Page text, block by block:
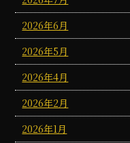
2026年6月
2026年5月
2026年4月
2026年2月
2026年1月